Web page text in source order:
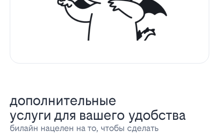
дополнительные
услуги для вашего удобства
билайн нацелен на то, чтобы сделать